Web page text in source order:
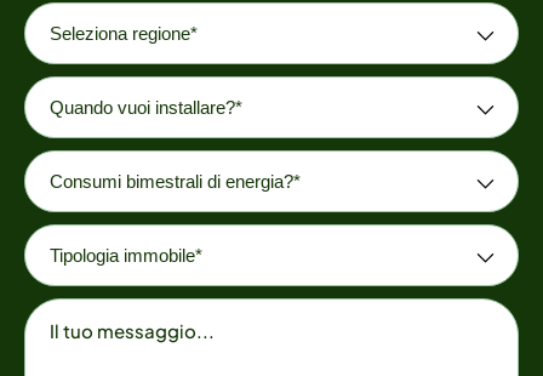
Regione*
Quando vuoi installare?*
Consumi bimestrali di energia
Tipologia immobile
Messaggio